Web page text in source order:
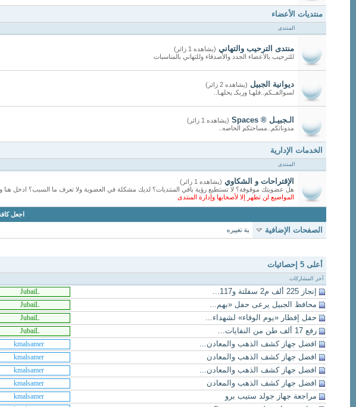
منتديات الأعضاء
المنتدى
منتدى الترحيب والتهاني (يشاهده 1 زائر)
للترحيب بالأعضاء الجدد والأصدقاء وللتهاني بالمناسبات
ديوانية الجبيل (يشاهده 2 زائر)
لسوالفــكم..فلهـا وربكـ يحلهـا..
الـجبيـل ® Spaces
(يشاهده 1 زائر)
مدوناتكم..مساحتكم الخاصه..
الخدمات الإدارية
المنتدى
الإقتراحات و الشكاوي (يشاهده 1 زائر)
هل عضويتك موقوفة؟ لا تستطيع رؤية باقي المنتديات؟ لديك مشكلة في العضوية ولا تعرف ما السبب؟ ادخل
المواضيع لن تظهر إلا لأصحابها وإدارة المنتدى
اجعل
الصفحات الإضافية
بخصوص ستايل المنتدى و كيفية تغييره
أعلى 5 إحصائيات
آخر المشاركات
إنجاز 225 ألف م2 سفلتة و117...
محافظ الجبيل يرعى حفل «بهم...
حفل إفطار «يوم الوفاء» لشهداء...
رفع 17 ألف طن من النفايات...
افضل جهاز كشف الذهب والمعادن...
افضل جهاز كشف الذهب والمعادن
افضل جهاز كشف الذهب والمعادن...
افضل جهاز كشف الذهب والمعادن
مراجعة جهاز جولد ستيب برو